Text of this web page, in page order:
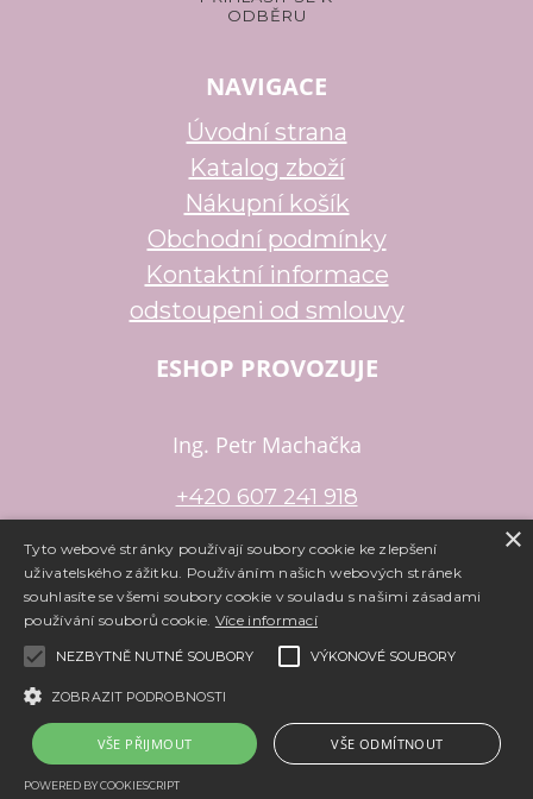
NAVIGACE
Úvodní strana
Katalog zboží
Nákupní košík
Obchodní podmínky
Kontaktní informace
odstoupeni od smlouvy
ESHOP PROVOZUJE
Ing. Petr Machačka
+420 607 241 918
petr.machacka@email.cz
e-shopuapronájem e-shopu Shop5.cz
×
Tyto webové stránky používají soubory cookie ke zlepšení
uživatelského zážitku. Používáním našich webových stránek
souhlasíte se všemi soubory cookie v souladu s našimi zásadami
používání souborů cookie. Více informací
NEZBYTNĚ NUTNÉ SOUBORY VÝKONOVÉ SOUBORY
ZOBRAZIT PODROBNOSTI
VŠE PŘIJMOUT VŠE ODMÍTNOUT
POWERED BY COOKIESCRIPT